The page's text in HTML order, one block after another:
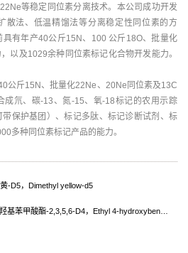
等稳定同位素分离技术。本公司成功开发
散法、低温精馏法等分离稳定性同位素的方
有年产40公斤15N、100 公斤18O、批量化
以及1029余种同位素标记化合物开发能力。
公斤15N、批量化22Ne、20Ne同位素及13C
成氘、碳-13、氮-15、氧-18标记的农用示踪
保护基团）、标记多肽、标记诊断试剂、标
多种同位素标记产品的能力。
-D5，Dimethyl yellow-d5
酸酯-2,3,5,6-D4，Ethyl 4-hydroxybenzoate-2,3,5,6-d4